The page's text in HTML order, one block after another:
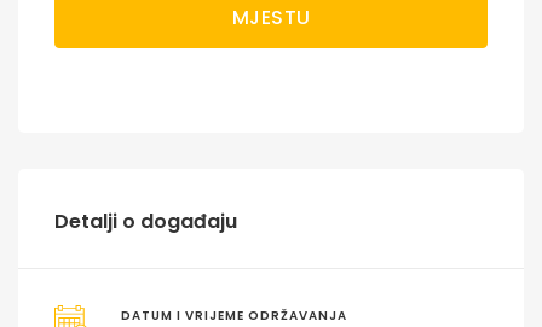
MJESTU
Detalji o događaju
DATUM I VRIJEME ODRŽAVANJA